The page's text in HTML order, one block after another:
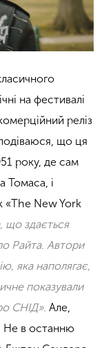
на фестивалі
реліз
що ця
року, де сам
Томаса, і
«The New York
що здається
Райта. Автори
яка наполягає,
показували
СНІД». Але,
Не в останню